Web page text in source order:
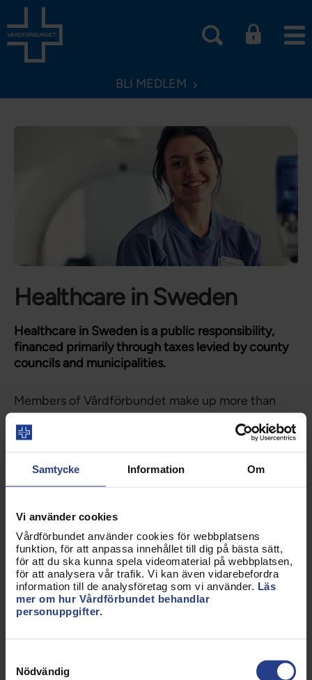
Samtycke Information Om
Vi använder cookies
Vårdförbundet använder cookies för webbplatsens
funktion, för att anpassa innehållet till dig på bästa sätt,
för att du ska kunna spela videomaterial på webbplatsen,
för att analysera vår trafik. Vi kan även vidarebefordra
information till de analysföretag som vi använder. Läs
mer om hur Vårdförbundet behandlar
personuppgifter.
Nödvändig
BLI MEDLEM
Healthcare in Sweden
Healthcare in Sweden is a public responsibility,
financed primarily through taxes levied by county
councils and municipalities.
Members of Vårdförbundet make up more than
one fourth of all employees in the Swedish
healthcare sector.
Read more about Sweden and the Swedish
Uppdaterad: 22 maj 2023
Kategorier:
Om Vårdförbundet
Internationellt
Nationellt